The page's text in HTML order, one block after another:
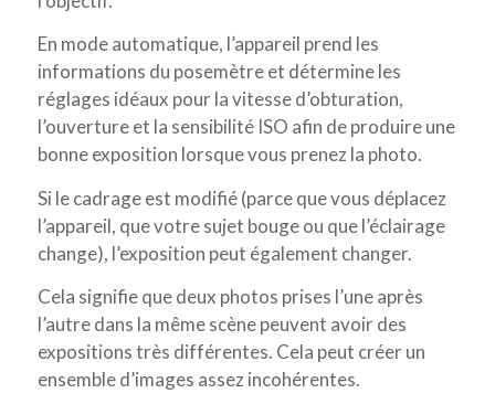
En mode automatique, l’appareil prend les
informations du posemètre et détermine les
réglages idéaux pour la vitesse d’obturation,
l’ouverture et la sensibilité ISO afin de produire une
bonne exposition lorsque vous prenez la photo.
Si le cadrage est modifié (parce que vous déplacez
l’appareil, que votre sujet bouge ou que l’éclairage
change), l’exposition peut également changer.
Cela signifie que deux photos prises l’une après
l’autre dans la même scène peuvent avoir des
expositions très différentes. Cela peut créer un
ensemble d’images assez incohérentes.